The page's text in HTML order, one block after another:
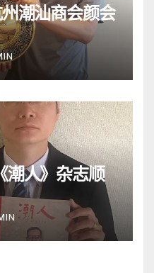
潮汕商会颜会
人》杂志顺